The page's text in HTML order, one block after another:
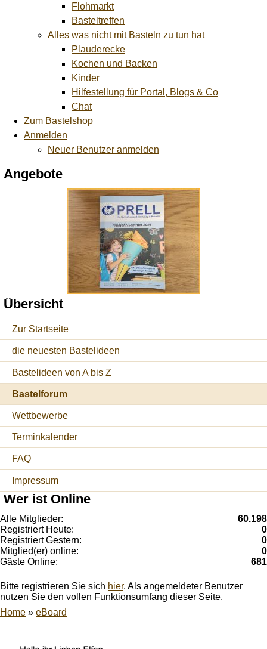
Flohmarkt
Basteltreffen
Alles was nicht mit Basteln zu tun hat
Plauderecke
Kochen und Backen
Kinder
Hilfestellung für Portal, Blogs & Co
Chat
Zum Bastelshop
Anmelden
Neuer Benutzer anmelden
Angebote
Übersicht
Zur Startseite
die neuesten Bastelideen
Bastelideen von A bis Z
Bastelforum
Wettbewerbe
Terminkalender
FAQ
Impressum
Wer ist Online
Alle Mitglieder:
60.198
Registriert Heute:
0
Registriert Gestern:
0
Mitglied(er) online:
0
Gäste Online:
681
Bitte registrieren Sie sich hier. Als angemeldeter Benutzer
nutzen Sie den vollen Funktionsumfang dieser Seite.
Home » eBoard